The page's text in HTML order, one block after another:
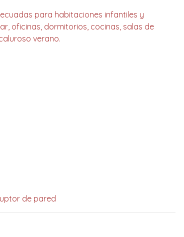
para habitaciones infantiles y
oficinas, dormitorios, cocinas, salas de
verano.
de pared